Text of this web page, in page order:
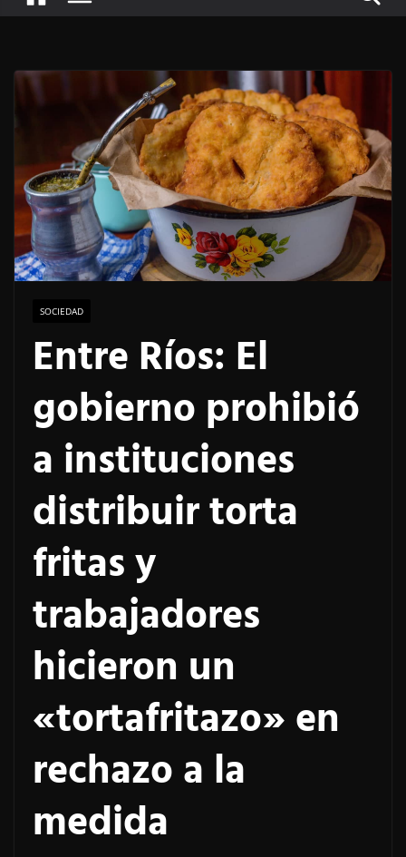
SOCIEDAD
Entre Ríos: El
gobierno prohibió
a instituciones
distribuir torta
fritas y
trabajadores
hicieron un
«tortafritazo» en
rechazo a la
medida